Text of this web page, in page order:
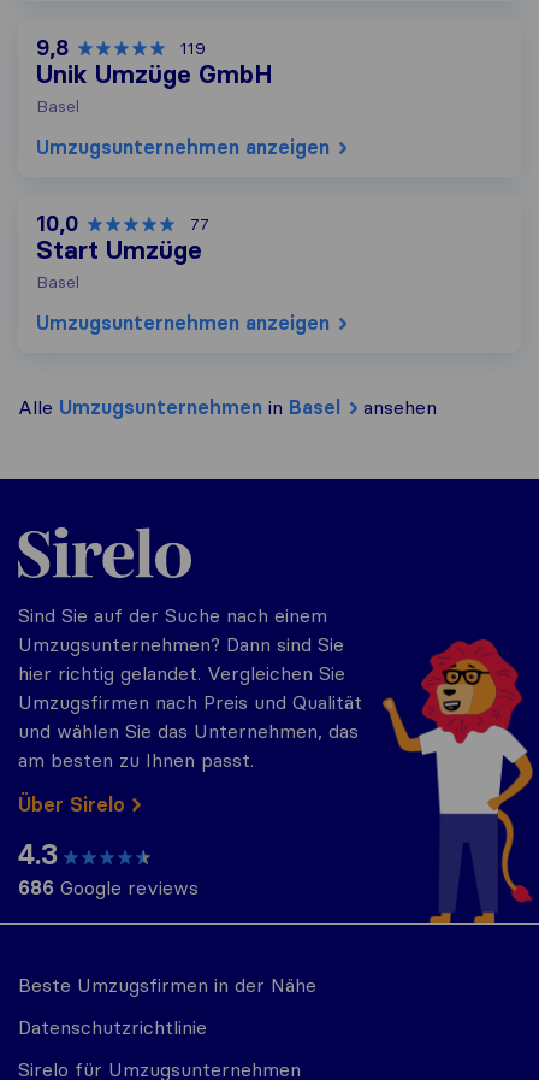
9,8 119
Unik Umzüge GmbH
Basel
Umzugs​unternehmen anzeigen
10,0 77
Start Umzüge
Basel
Umzugs​unternehmen anzeigen
Alle Umzugs​unternehmen in Basel ansehen
Beste Umzugsfirmen in der Nähe
Datenschutzrichtlinie
Sirelo für Umzugsunternehmen
Sirelo.ch
Sind Sie auf der Suche nach einem
Umzugsunternehmen? Dann sind Sie
hier richtig gelandet. Vergleichen Sie
Umzugsfirmen nach Preis und Qualität
und wählen Sie das Unternehmen, das
am besten zu Ihnen passt.
Über Sirelo
4.3
686 Google reviews